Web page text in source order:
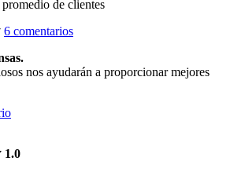
de clientes
6 comentarios
nos ayudarán a proporcionar mejores
1.0